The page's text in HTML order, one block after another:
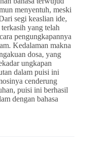
menyentuh, meski
segi keaslian ide,
yang telah
pengungkapannya
Kedalaman makna
dosa, yang
ungkapan
dalam puisi ini
cenderung
puisi ini berhasil
dengan bahasa